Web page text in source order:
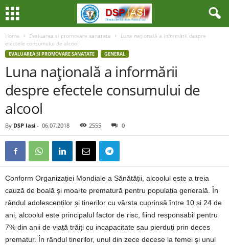
Home Evaluarea si promovare sanatate
Luna naţională a informării despre
efectele consumului de alcool
EVALUAREA SI PROMOVARE SANATATE GENERAL
Luna naţională a informării
despre efectele consumului de
alcool
By DSP Iasi - 06.07.2018 2555 0
Conform Organizației Mondiale a Sănătății, alcoolul este a treia
cauză de boală și moarte prematură pentru populația generală. În
rândul adolescenților și tinerilor cu vârsta cuprinsă între 10 și 24 de
ani, alcoolul este principalul factor de risc, fiind responsabil pentru
7% din anii de viață trăiți cu incapacitate sau pierduți prin deces
prematur. În rândul tinerilor, unul din zece decese la femei și unul